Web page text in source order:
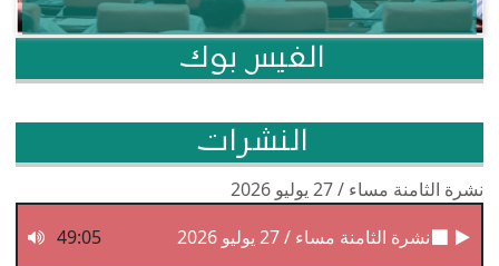
الفيس بوك
النشرات
نشرة الثامنة مساء / 27 يوليو 2026
نشرة الثامنة مساء / 27 يوليو 2026
49:05